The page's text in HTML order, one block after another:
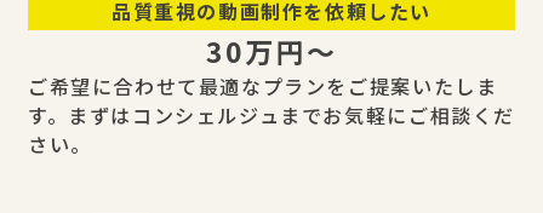
品質重視の動画制作を依頼したい
30万円〜
ご希望に合わせて最適なプランをご提案いたしま
す。まずはコンシェルジュまでお気軽にご相談くだ
さい。